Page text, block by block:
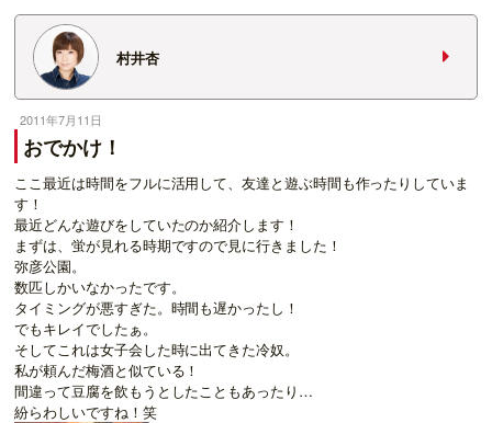
村井杏
2011年7月11日
おでかけ！
ここ最近は時間をフルに活用して、友達と遊ぶ時間も作ったりしていま
す！
最近どんな遊びをしていたのか紹介します！
まずは、蛍が見れる時期ですので見に行きました！
弥彦公園。
数匹しかいなかったです。
タイミングが悪すぎた。時間も遅かったし！
でもキレイでしたぁ。
そしてこれは女子会した時に出てきた冷奴。
私が頼んだ梅酒と似ている！
間違って豆腐を飲もうとしたこともあったり…
紛らわしいですね！笑